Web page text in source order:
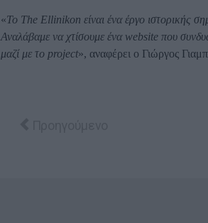
«Το The Ellinikon είναι ένα έργο ιστορικής
Αναλάβαμε να χτίσουμε ένα website που
μαζί με το project», αναφέρει ο Γιώργος